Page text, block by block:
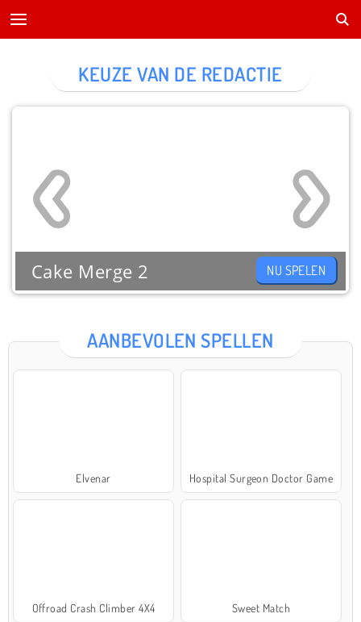
AANBEVOLEN SPELLEN
Elvenar Hospital Surgeon Doctor Game
Offroad Crash Climber 4X4 Sweet Match
KEUZE VAN DE REDACTIE
Cake Merge 2 NU SPELEN